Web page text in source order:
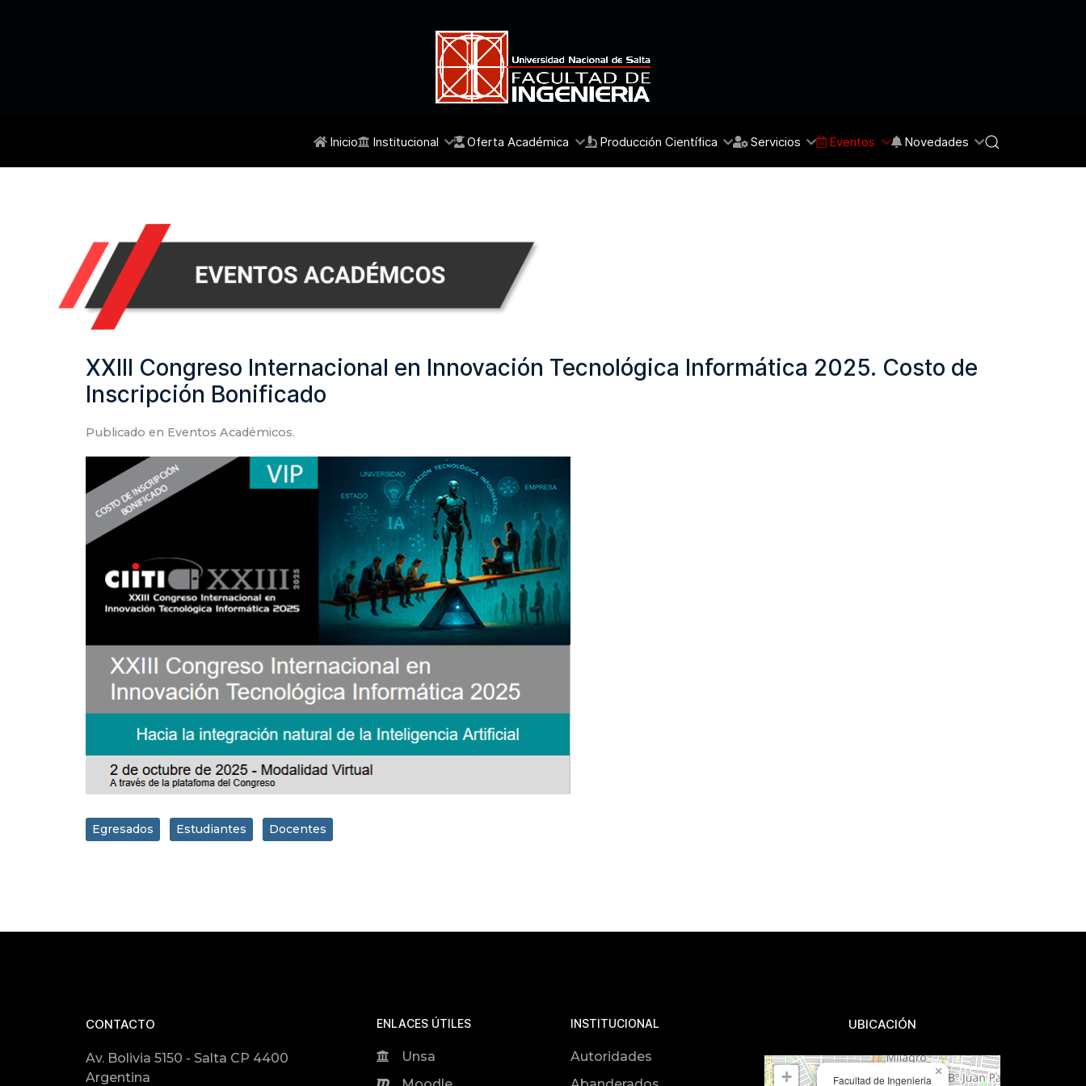
Inicio Institucional Oferta Académica Producción Científica Servicios Eventos Novedades
XXIII Congreso Internacional en Innovación Tecnológica Informática 2025. Costo de
Inscripción Bonificado
Publicado en Eventos Académicos.
Egresados Estudiantes Docentes
CONTACTO
Av. Bolivia 5150 - Salta CP 4400
Argentina
ENLACES ÚTILES
Unsa
INSTITUCIONAL
Autoridades
UBICACIÓN
Facultad de Ingenieria
×
+